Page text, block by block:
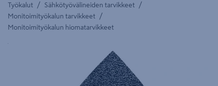
Työkalut / Sähkötyövälineiden tarvikkeet /
Monitoimityökalun tarvikkeet /
Monitoimityökalun hiomatarvikkeet
Yksityiskohtainen kuvaus löytyy Tuotteen kuvaus -